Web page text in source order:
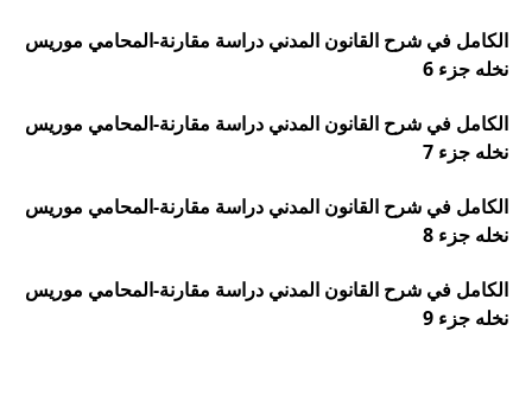
الكامل في شرح القانون المدني دراسة مقارنة-المحامي موريس
نخله جزء 6
الكامل في شرح القانون المدني دراسة مقارنة-المحامي موريس
نخله جزء 7
الكامل في شرح القانون المدني دراسة مقارنة-المحامي موريس
نخله جزء 8
الكامل في شرح القانون المدني دراسة مقارنة-المحامي موريس
نخله جزء 9